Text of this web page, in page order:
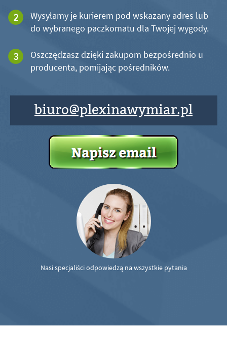
Wysyłamy je kurierem pod wskazany adres lub
do wybranego paczkomatu dla Twojej wygody.
Oszczędzasz dzięki zakupom bezpośrednio u
producenta, pomijając pośredników.
biuro@plexinawymiar.pl
Nasi specjaliści odpowiedzą na wszystkie pytania